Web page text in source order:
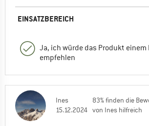
EINSATZBEREICH
Ja, ich würde das Produkt einem
empfehlen
Ines
15.12.2024
83% finden die
von Ines hilfreich